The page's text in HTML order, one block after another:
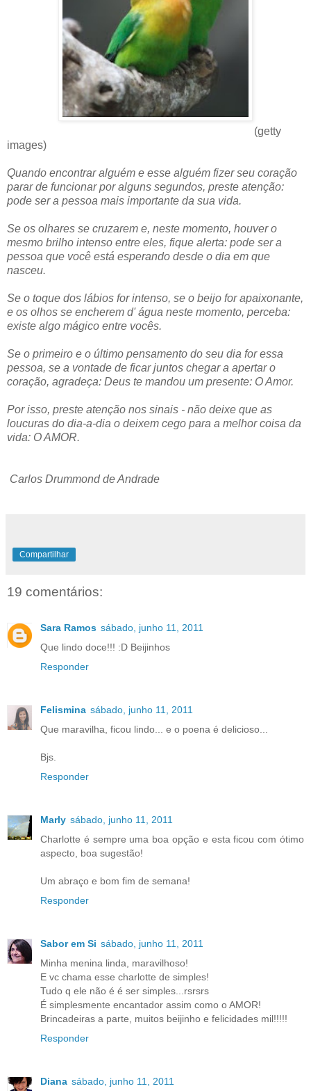
(getty
images)
Quando encontrar alguém e esse alguém fizer seu coração
parar de funcionar por alguns segundos, preste atenção:
pode ser a pessoa mais importante da sua vida.
Se os olhares se cruzarem e, neste momento, houver o
mesmo brilho intenso entre eles, fique alerta: pode ser a
pessoa que você está esperando desde o dia em que
nasceu.
Se o toque dos lábios for intenso, se o beijo for apaixonante,
e os olhos se encherem d' água neste momento, perceba:
existe algo mágico entre vocês.
Se o primeiro e o último pensamento do seu dia for essa
pessoa, se a vontade de ficar juntos chegar a apertar o
coração, agradeça: Deus te mandou um presente: O Amor.
Por isso, preste atenção nos sinais - não deixe que as
loucuras do dia-a-dia o deixem cego para a melhor coisa da
vida: O AMOR.
Carlos Drummond de Andrade
Compartilhar
19 comentários:
Sara Ramos sábado, junho 11, 2011
Que lindo doce!!! :D Beijinhos
Responder
Felismina sábado, junho 11, 2011
Que maravilha, ficou lindo... e o poena é delicioso...
Bjs.
Responder
Marly sábado, junho 11, 2011
Charlotte é sempre uma boa opção e esta ficou com ótimo
aspecto, boa sugestão!
Um abraço e bom fim de semana!
Responder
Sabor em Si sábado, junho 11, 2011
Minha menina linda, maravilhoso!
E vc chama esse charlotte de simples!
Tudo q ele não é é ser simples...rsrsrs
É simplesmente encantador assim como o AMOR!
Brincadeiras a parte, muitos beijinho e felicidades mil!!!!!
Responder
Diana sábado, junho 11, 2011